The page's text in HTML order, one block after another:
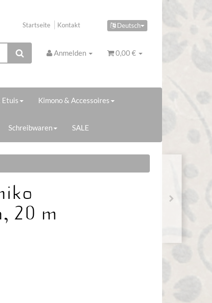
Deutsch
Startseite Kontakt
Anmelden 0,00 €
Etuis Kimono & Accessoires
Schreibwaren SALE
20 m